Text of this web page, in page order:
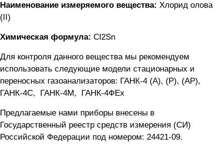
Наименование измеряемого вещества: Хлорид олова
(II)
Химическая формула: Cl2Sn
Для контроля данного вещества мы рекомендуем
использовать следующие модели стационарных и
переносных газоанализаторов: ГАНК-4 (А), (Р), (АР),
ГАНК-4C, ГАНК-4М, ГАНК-4ФEx
Предлагаемые нами приборы внесены в
Государственный реестр средств измерения (СИ)
Российской Федерации под номером: 24421-09.